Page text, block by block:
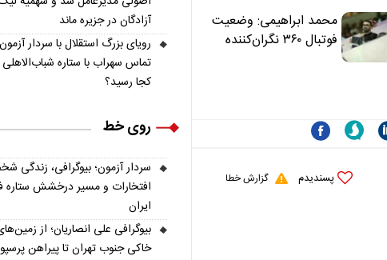
«تکیه‌گاه آقا مرتضی
علی(ع)» را جدی‌تر
محمد ابراهیمی: وضعیت
فوتبال ۳۶۰ نگران‌کننده
پسندیدم گزارش خطا
آزادگان در جزیره ماند
رویای بزرگ استقلال با سردار
تماس سهراب با ستاره شباب‌الاهلی
کجا رسید؟
روی خط
سردار آزمون؛ بیوگرافی، زندگی
افتخارات و مسیر درخشش ستاره
ایران
بیوگرافی علی انصاریان؛ از
خاکی جنوب تهران تا پیراهن